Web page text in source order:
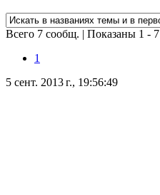
Всего 7 сообщ. | Показаны 1 - 7
1
5 сент. 2013 г., 19:56:49